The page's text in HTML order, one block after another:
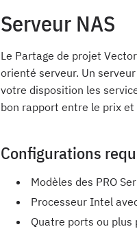
Serveur NAS
Le Partage de projet
orienté serveur. Un
votre disposition les
bon rapport entre le prix
Configurations
Modèles des PRO
Processeur Intel
Quatre ports ou plus